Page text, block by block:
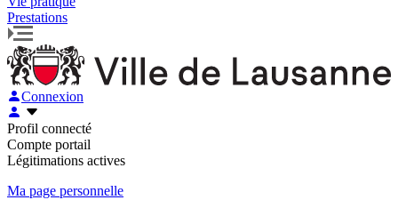
Prestations
Connexion
Profil connecté
Compte portail
Légitimations actives
Ma page personnelle